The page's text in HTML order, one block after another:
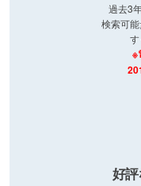
過去3
検索可
す
※
好